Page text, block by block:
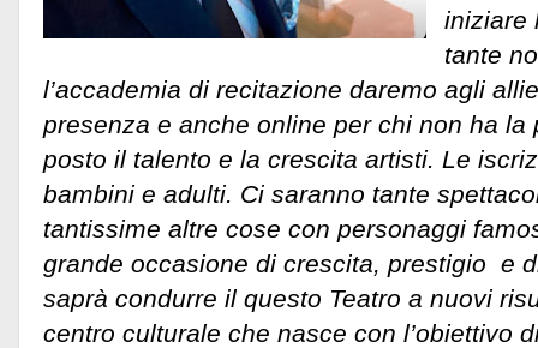
iniziare
tante
l’accademia di recitazione daremo agli
presenza e anche online per chi non ha la
posto il talento e la crescita artisti. Le
bambini e adulti. Ci saranno tante
tantissime altre cose con personaggi
grande occasione di crescita, prestigio e
saprà condurre il questo Teatro a nuovi
centro culturale che nasce con l’obiettivo